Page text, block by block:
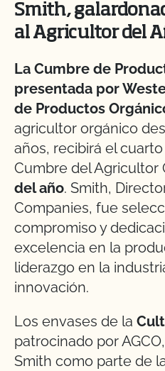
Smith,
al Agricultor del
La Cumbre de
presentada por
de Productos
agricultor orgánico
años, recibirá el
Cumbre del Agricultor
del año. Smith,
Companies, fue
compromiso y
excelencia en la
liderazgo en la
innovación.
Los envases de la
patrocinado por
Smith como parte de